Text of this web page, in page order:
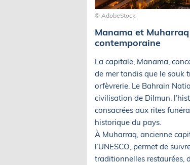
© AdobeStock
Manama et
contemporaine
La capitale, Manama,
de mer tandis que le souk
orfèvrerie. Le Bahrain
civilisation de Dilmun,
consacrées aux rites
historique du pays.
À Muharraq, ancienne
l’UNESCO, permet de
traditionnelles restaurées,